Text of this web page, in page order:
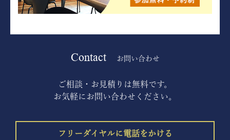
Contact お問い合わせ
ご相談・お見積りは無料です。
お気軽にお問い合わせください。
フリーダイヤルに電話をかける